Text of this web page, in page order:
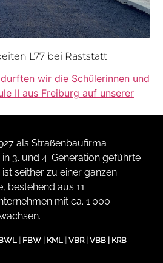
L77 bei Raststatt
wir die Schülerinnen und
II aus Freiburg auf unserer
als Straßenbaufirma
3. und 4. Generation geführte
seither zu einer ganzen
bestehend aus 11
mit ca. 1.000
| FBW | KML | VBR| VBB | KRB